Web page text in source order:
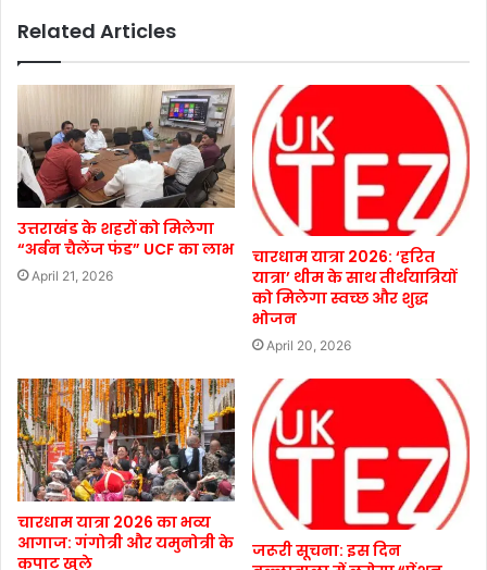
Related Articles
उत्तराखंड के शहरों को मिलेगा
“अर्बन चैलेंज फंड” UCF का लाभ
April 21, 2026
चारधाम यात्रा 2026: ‘हरित
यात्रा’ थीम के साथ तीर्थयात्रियों
को मिलेगा स्वच्छ और शुद्ध
भोजन
April 20, 2026
चारधाम यात्रा 2026 का भव्य
आगाज: गंगोत्री और यमुनोत्री के
कपाट खुले
जरूरी सूचना: इस दिन